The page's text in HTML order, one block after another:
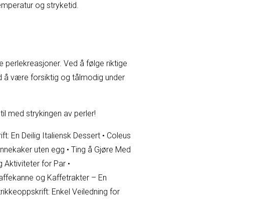
og stryketid.
perlekreasjoner. Ved å følge riktige
å være forsiktig og tålmodig under
med strykingen av perler!
En Deilig Italiensk Dessert • Coleus
uten egg • Ting å Gjøre Med
Aktiviteter for Par •
og Kaffetrakter – En
Enkel Veiledning for